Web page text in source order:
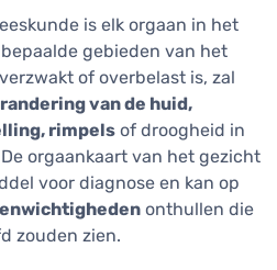
is elk orgaan in het
gebieden van het
of overbelast is, zal
van de huid,
rimpels of droogheid in
orgaankaart van het gezicht
voor diagnose en kan op
onthullen die
zouden zien.